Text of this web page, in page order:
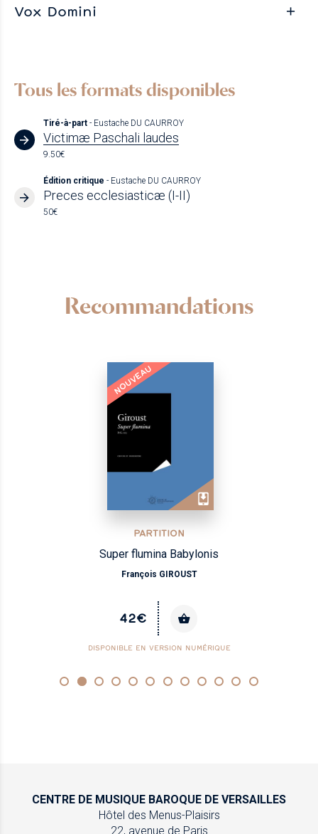
Vox Domini
Tous les formats disponibles
Tiré-à-part - Eustache DU CAURROY
Victimæ Paschali laudes
9.50€
Édition critique - Eustache DU CAURROY
Preces ecclesiasticæ (I-II)
50€
Recommandations
NOUVEAU
PARTITION
Super flumina Babylonis
François GIROUST
42€
DISPONIBLE EN VERSION NUMÉRIQUE
CENTRE DE MUSIQUE BAROQUE DE VERSAILLES
Hôtel des Menus-Plaisirs
22, avenue de Paris